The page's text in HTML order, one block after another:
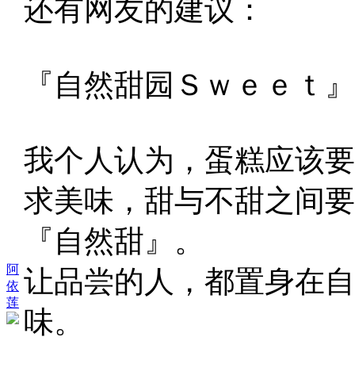
阿
依
莲
还有网友的建议：
『自然甜园Ｓｗｅｅｔ』
我个人认为，蛋糕应该
求美味，甜与不甜之间
『自然甜』。
让品尝的人，都置身在
味。